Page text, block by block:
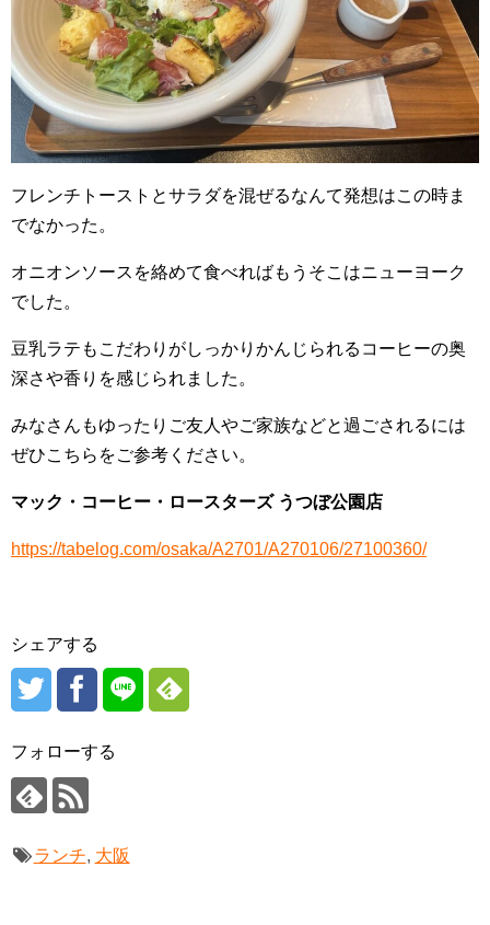
フレンチトーストとサラダを混ぜるなんて発想はこの時ま
でなかった。
オニオンソースを絡めて食べればもうそこはニューヨーク
でした。
豆乳ラテもこだわりがしっかりかんじられるコーヒーの奥
深さや香りを感じられました。
みなさんもゆったりご友人やご家族などと過ごされるには
ぜひこちらをご参考ください。
マック・コーヒー・ロースターズ うつぼ公園店
https://tabelog.com/osaka/A2701/A270106/27100360/
シェアする
フォローする
ランチ, 大阪